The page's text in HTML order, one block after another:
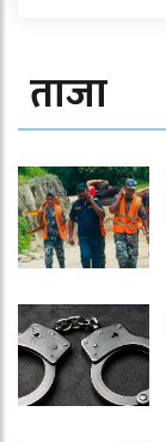
ताजा